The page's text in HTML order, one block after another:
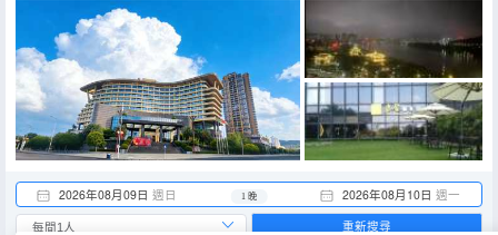
2026年08月09日 週日 2026年08月10日 週一
1 晚
重新搜尋